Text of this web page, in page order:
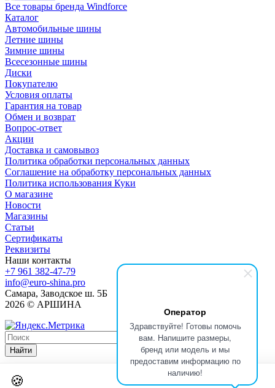
Оператор
Здравствуйте! Готовы помочь
вам. Напишите размеры,
бренд или модель и мы
предоставим информацию по
наличию!
Все товары бренда Windforce
Каталог
Автомобильные шины
Летние шины
Зимние шины
Всесезонные шины
Диски
Покупателю
Условия оплаты
Гарантия на товар
Обмен и возврат
Вопрос-ответ
Акции
Доставка и самовывоз
Политика обработки персональных данных
Соглашение на обработку персональных данных
Политика использования Куки
О магазине
Новости
Магазины
Статьи
Сертификаты
Реквизиты
Наши контакты
+7 961 382-47-79
info@euro-shina.pro
Самара, Заводское ш. 5Б
2026 © АРШИНА
Найти
🍪